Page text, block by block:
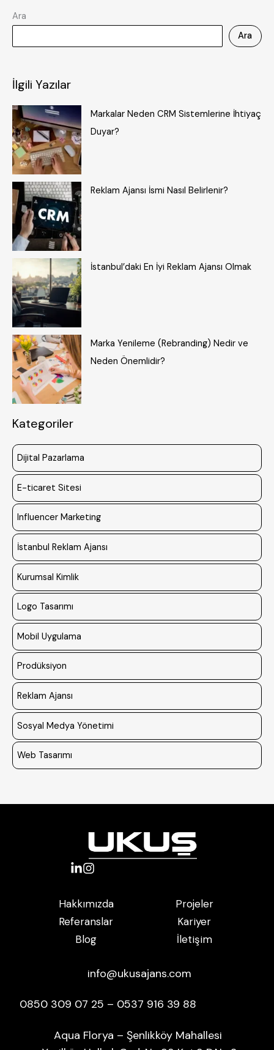
Ara
Ara
İlgili Yazılar
Markalar Neden CRM Sistemlerine İhtiyaç
Duyar?
Reklam Ajansı İsmi Nasıl Belirlenir?
İstanbul’daki En İyi Reklam Ajansı Olmak
Marka Yenileme (Rebranding) Nedir ve
Neden Önemlidir?
Kategoriler
Dijital Pazarlama
E-ticaret Sitesi
Influencer Marketing
İstanbul Reklam Ajansı
Kurumsal Kimlik
Logo Tasarımı
Mobil Uygulama
Prodüksiyon
Reklam Ajansı
Sosyal Medya Yönetimi
Web Tasarımı
Hakkımızda
Referanslar
Blog
Projeler
Kariyer
İletişim
info@ukusajans.com
0850 309 07 25 – 0537 916 39 88
Aqua Florya – Şenlikköy Mahallesi